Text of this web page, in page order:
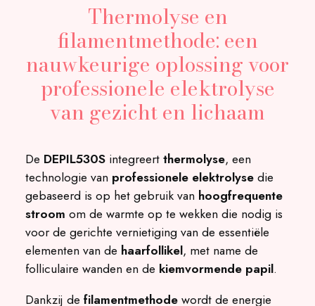
Thermolyse en
filamentmethode: een
nauwkeurige oplossing voor
professionele elektrolyse
van gezicht en lichaam
De DEPIL530S integreertthermolyse, een
technologie van professionele elektrolysedie
gebaseerd is op het gebruik van hoogfrequente
stroom om de warmte op te wekken die nodig is
voor de gerichte vernietiging van de essentiële
elementen van de haarfollikel, met name de
folliculaire wanden en de kiemvormende papil.
Dankzij de filamentmethodewordt de energie